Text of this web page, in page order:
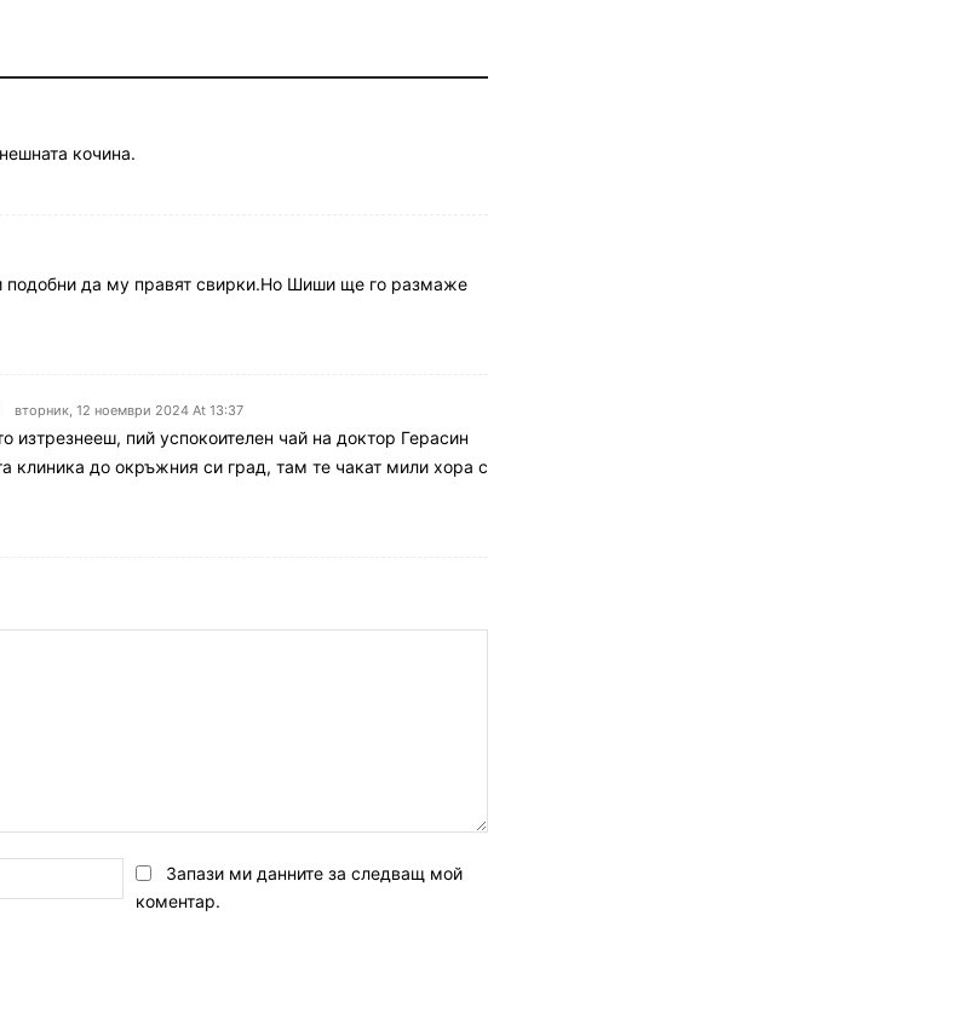
кочина.
подобни да му правят свирки.Но Шиши ще го размаже
вторник, 12 ноември 2024 At 13:37
изтрезнееш, пий успокоителен чай на доктор Герасин
клиника до окръжния си град, там те чакат мили хора с
Email:*Запази ми данните за следващ мой
коментар.